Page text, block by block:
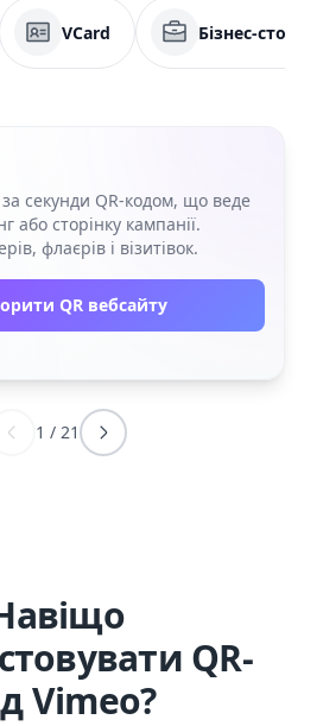
VCard Бізнес-
за секунди QR‑кодом, що веде
або сторінку кампанії.
флаєрів і візитівок.
QR вебсайту
1 / 21
QR-
Vimeo?